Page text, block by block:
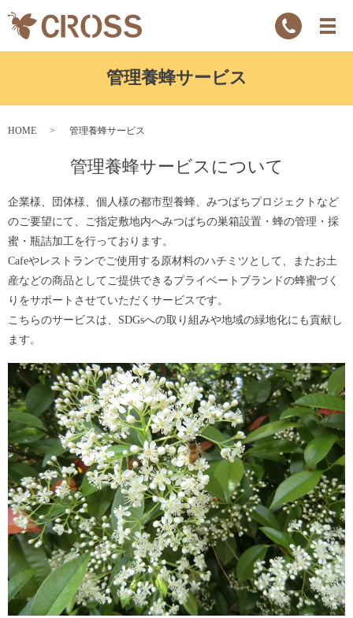
管理養蜂サービス
HOME 管理養蜂サービス
管理養蜂サービスについて
企業様、団体様、個人様の都市型養蜂、みつばちプロジェクトなど
のご要望にて、ご指定敷地内へみつばちの巣箱設置・蜂の管理・採
蜜・瓶詰加工を行っております。
Cafeやレストランでご使用する原材料のハチミツとして、またお土
産などの商品としてご提供できるプライベートブランドの蜂蜜づく
りをサポートさせていただくサービスです。
こちらのサービスは、SDGsへの取り組みや地域の緑地化にも貢献し
ます。